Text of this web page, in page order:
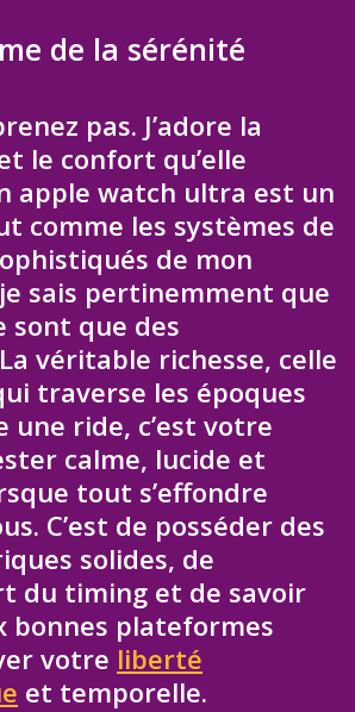
de la sérénité
pas. J’adore la
le confort qu’elle
apple watch ultra est un
comme les systèmes de
de mon
sais pertinemment que
sont que des
véritable richesse, celle
traverse les époques
une ride, c’est votre
calme, lucide et
tout s’effondre
C’est de posséder des
solides, de
du timing et de savoir
bonnes plateformes
votre liberté
et temporelle.